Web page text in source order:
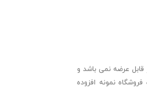
قابل عرضه نمی باشد و
نمونه افزوده